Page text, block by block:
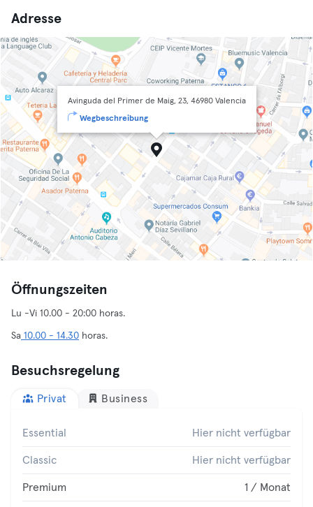
Adresse
Avinguda del Primer de Maig, 23, 46980 Valencia
Wegbeschreibung
Öffnungszeiten
Lu -Vi 10.00 - 20:00 horas.
Sa 10.00 - 14.30 horas.
Besuchsregelung
Privat Business
Essential Hier nicht verfügbar
Classic Hier nicht verfügbar
Premium 1 / Monat